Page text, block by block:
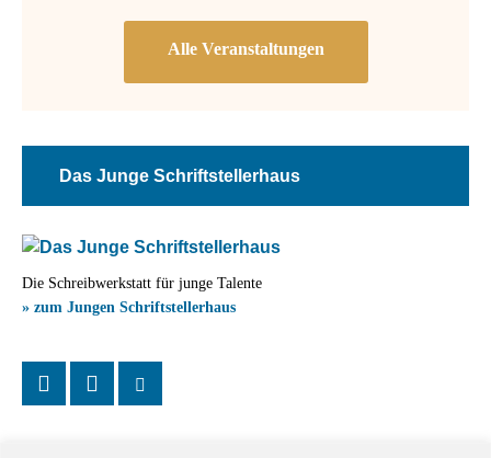
Das Junge Schriftstellerhaus
Die Schreibwerkstatt für junge Talente
» zum Jungen Schriftstellerhaus